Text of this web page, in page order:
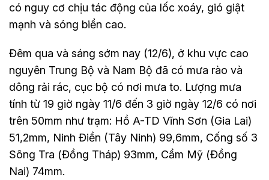
có nguy cơ chịu tác động của lốc xoáy, gió giật
mạnh và sóng biển cao.
Đêm qua và sáng sớm nay (12/6), ở khu vực cao
nguyên Trung Bộ và Nam Bộ đã có mưa rào và
dông rải rác, cục bộ có nơi mưa to. Lượng mưa
tính từ 19 giờ ngày 11/6 đến 3 giờ ngày 12/6 có nơi
trên 50mm như trạm: Hồ A-TD Vĩnh Sơn (Gia Lai)
51,2mm, Ninh Điền (Tây Ninh) 99,6mm, Cống số 3
Sông Tra (Đồng Tháp) 93mm, Cầm Mỹ (Đồng
Nai) 74mm.